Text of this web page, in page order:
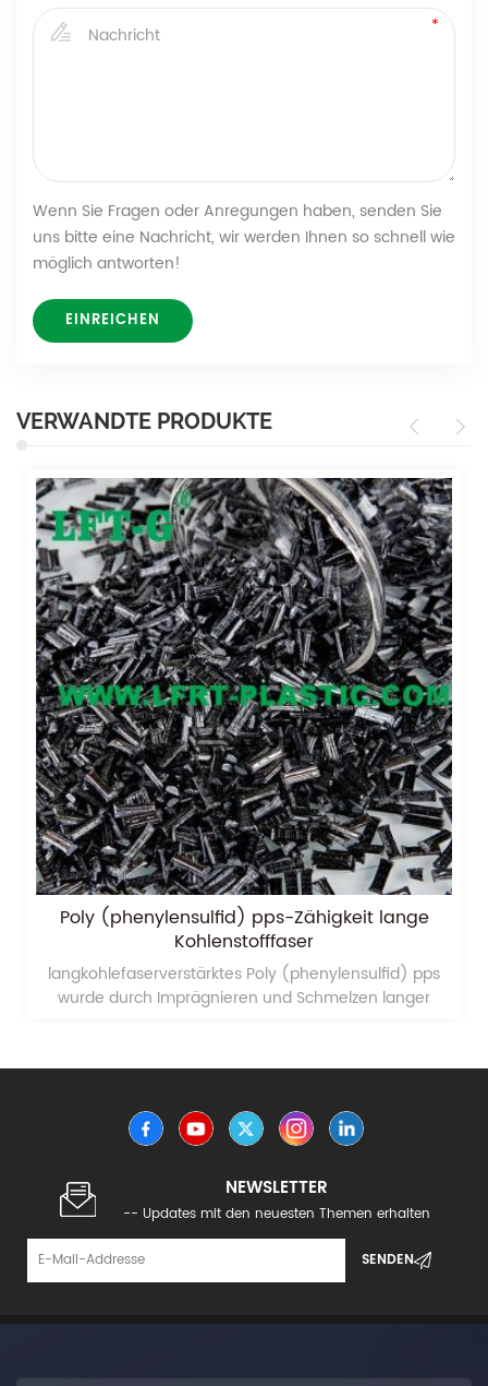
Wenn Sie Fragen oder Anregungen haben, senden Sie
uns bitte eine Nachricht, wir werden Ihnen so schnell wie
möglich antworten!
VERWANDTE PRODUKTE
Poly (phenylensulfid) pps-Zähigkeit lange
Kohlenstofffaser
langkohlefaserverstärktes Poly (phenylensulfid) pps
wurde durch Imprägnieren und Schmelzen langer
NEWSLETTER
-- Updates mit den neuesten Themen erhalten